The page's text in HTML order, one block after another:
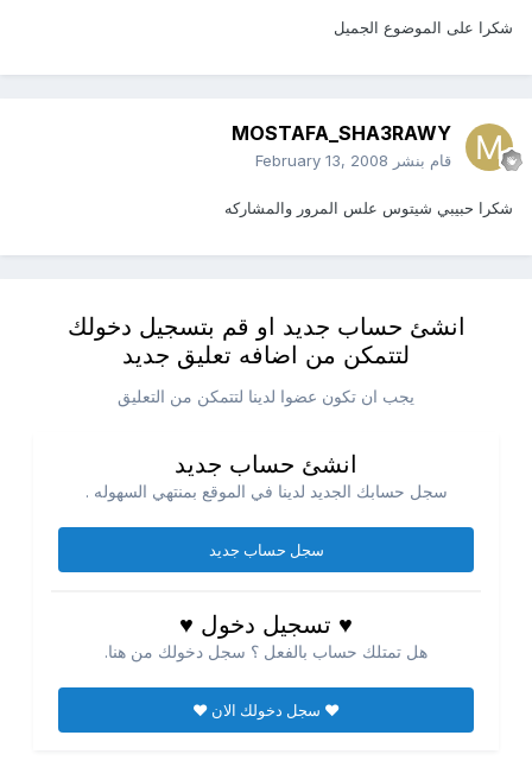
شكرا على الموضوع الجميل
MOSTAFA_SHA3RAWY
قام بنشر February 13, 2008
شكرا حبيبي شيتوس علس المرور والمشاركه
انشئ حساب جديد او قم بتسجيل دخولك
لتتمكن من اضافه تعليق جديد
يجب ان تكون عضوا لدينا لتتمكن من التعليق
انشئ حساب جديد
سجل حسابك الجديد لدينا في الموقع بمنتهي السهوله .
سجل حساب جديد
♥ تسجيل دخول ♥
هل تمتلك حساب بالفعل ؟ سجل دخولك من هنا.
♥ سجل دخولك الان ♥